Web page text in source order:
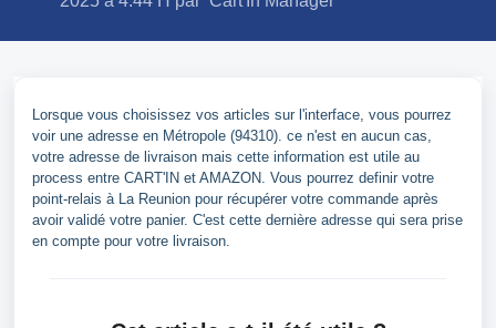
Lorsque vous choisissez vos articles sur l'interface, vous pourrez
voir une adresse en Métropole (94310). ce n'est en aucun cas,
votre adresse de livraison mais cette information est utile au
process entre CART'IN et AMAZON. Vous pourrez definir votre
point-relais à La Reunion pour récupérer votre commande après
avoir validé votre panier. C'est cette dernière adresse qui sera prise
en compte pour votre livraison.